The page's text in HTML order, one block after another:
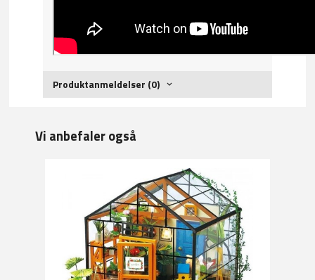
Produktanmeldelser (0)
Vi anbefaler også